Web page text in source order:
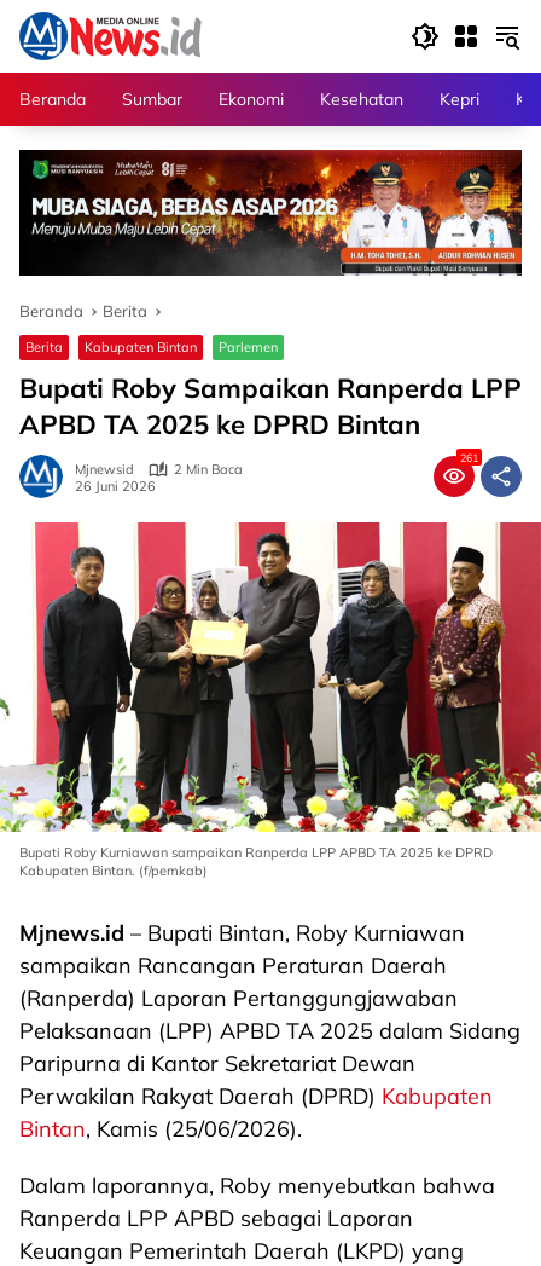
Langsung
konten
Beranda
Sumbar Ekonomi Kesehatan Kepri
Beranda Berita
Berita Kabupaten Bintan Parlemen
Bupati Roby Sampaikan Ranperda LPP
APBD TA 2025 ke DPRD Bintan
Mjnewsid
2 Min Baca
26 Juni 2026
261
Bupati Roby Kurniawan sampaikan Ranperda LPP APBD TA 2025 ke DPRD
Kabupaten Bintan. (f/pemkab)
Mjnews.id – Bupati Bintan, Roby Kurniawan
sampaikan Rancangan Peraturan Daerah
(Ranperda) Laporan Pertanggungjawaban
Pelaksanaan (LPP) APBD TA 2025 dalam Sidang
Paripurna di Kantor Sekretariat Dewan
Perwakilan Rakyat Daerah (DPRD) Kabupaten
Bintan, Kamis (25/06/2026).
Dalam laporannya, Roby menyebutkan bahwa
Ranperda LPP APBD sebagai Laporan
Keuangan Pemerintah Daerah (LKPD) yang